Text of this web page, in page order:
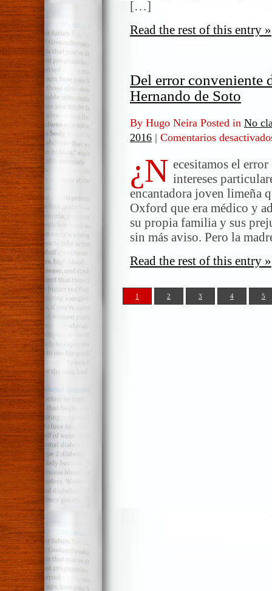
[…]
Read the rest of this entry »
Del error conveniente
Hernando de Soto
By Hugo Neira Posted in No
2016 | Comentarios
¿N ecesitamos el
intereses
encantadora joven limeña
Oxford que era médico y
su propia familia y sus
sin más aviso. Pero la
Read the rest of this entry »
1 2 3 4 5